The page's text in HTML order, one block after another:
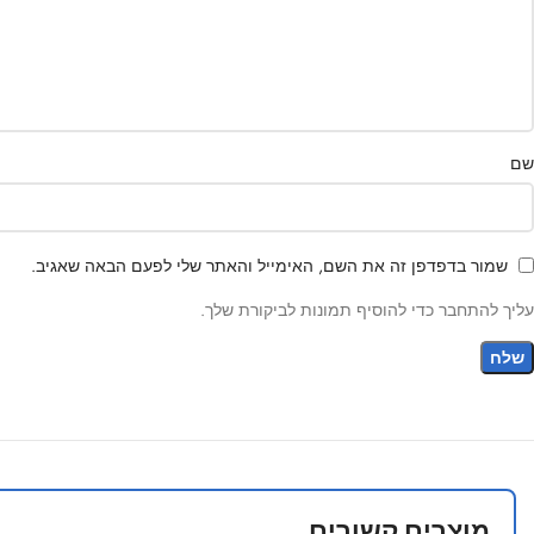
שם
שמור בדפדפן זה את השם, האימייל והאתר שלי לפעם הבאה שאגיב.
עליך להתחבר כדי להוסיף תמונות לביקורת שלך.